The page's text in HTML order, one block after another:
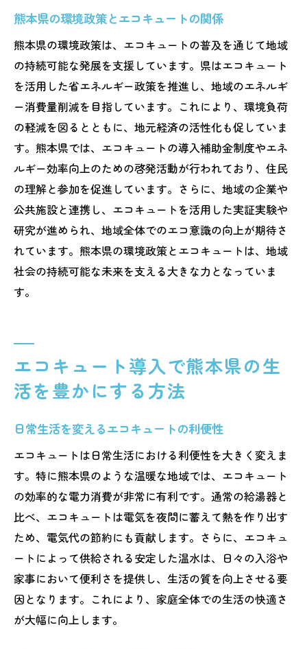
熊本県の環境政策とエコキュートの関係
熊本県の環境政策は、エコキュートの普及を通じて地域
の持続可能な発展を支援しています。県はエコキュート
を活用した省エネルギー政策を推進し、地域のエネルギ
ー消費量削減を目指しています。これにより、環境負荷
の軽減を図るとともに、地元経済の活性化も促していま
す。熊本県では、エコキュートの導入補助金制度やエネ
ルギー効率向上のための啓発活動が行われており、住民
の理解と参加を促進しています。さらに、地域の企業や
公共施設と連携し、エコキュートを活用した実証実験や
研究が進められ、地域全体でのエコ意識の向上が期待さ
れています。熊本県の環境政策とエコキュートは、地域
社会の持続可能な未来を支える大きな力となっていま
す。
エコキュート導入で熊本県の生
活を豊かにする方法
日常生活を変えるエコキュートの利便性
エコキュートは日常生活における利便性を大きく変えま
す。特に熊本県のような温暖な地域では、エコキュート
の効率的な電力消費が非常に有利です。通常の給湯器と
比べ、エコキュートは電気を夜間に蓄えて熱を作り出す
ため、電気代の節約にも貢献します。さらに、エコキュ
ートによって供給される安定した温水は、日々の入浴や
家事において便利さを提供し、生活の質を向上させる要
因となります。これにより、家庭全体での生活の快適さ
が大幅に向上します。